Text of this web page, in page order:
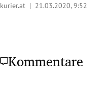
kurier.at | 21.03.2020, 9:52
Kommentare